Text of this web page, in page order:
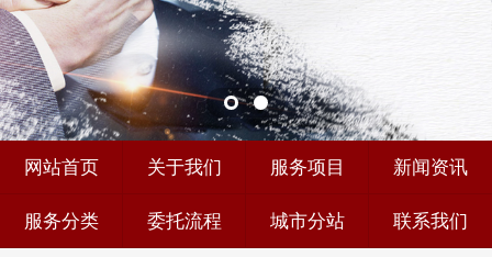
网站首页 关于我们 服务项目 新闻资讯
服务分类 委托流程 城市分站 联系我们